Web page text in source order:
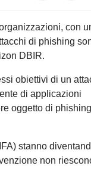
con
di phishing
DBIR.
obiettivi di un
di applicazioni
oggetto di
stanno
non